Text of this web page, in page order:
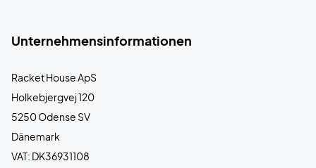
Unternehmensinformationen
Racket House ApS
Holkebjergvej 120
5250 Odense SV
Dänemark
VAT: DK36931108